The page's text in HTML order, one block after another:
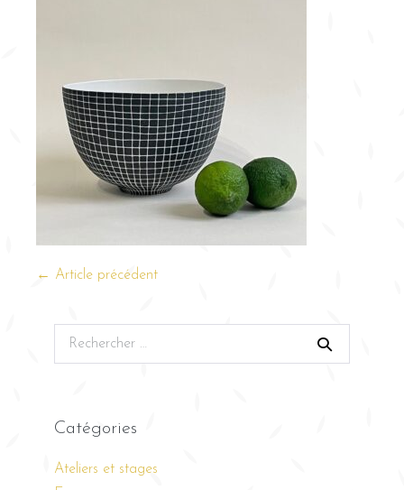
← Article précédent
Catégories
Ateliers et stages